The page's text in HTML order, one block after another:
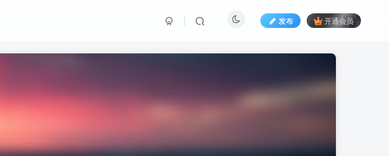
发布 开通会员